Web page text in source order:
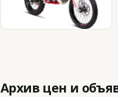
Архив цен и